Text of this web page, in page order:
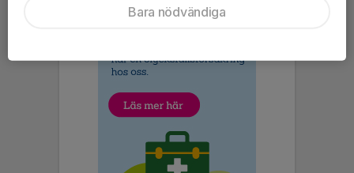
Bara nödvändiga